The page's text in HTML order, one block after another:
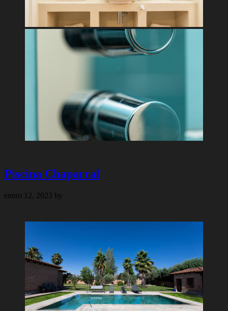
Piscina Chaparral
enero 12, 2023 by